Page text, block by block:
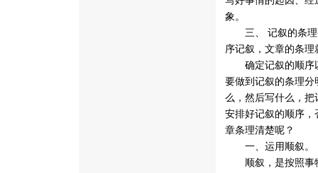
象。
三、 记叙的条理
序记叙，文章的条理
确定记叙的顺序以
要做到记叙的条理
么，然后写什么，把
安排好记叙的顺序
章条理清楚呢？
一、运用顺叙。
顺叙，是按照事物